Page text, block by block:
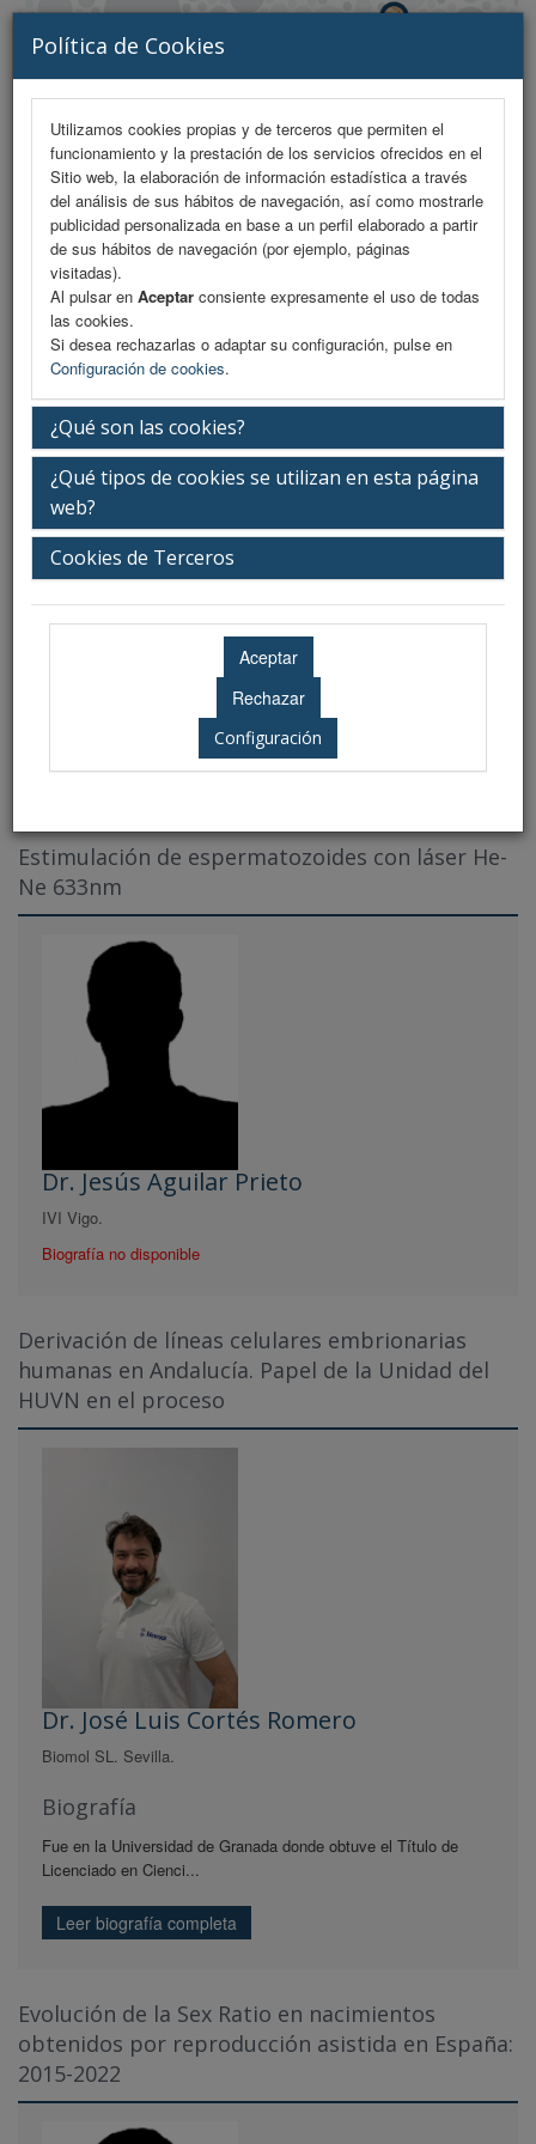
Política de Cookies
Utilizamos cookies propias y de terceros que permiten el
funcionamiento y la prestación de los servicios ofrecidos en el
Sitio web, la elaboración de información estadística a través
del análisis de sus hábitos de navegación, así como mostrarle
publicidad personalizada en base a un perfil elaborado a partir
de sus hábitos de navegación (por ejemplo, páginas
visitadas).
Al pulsar en Aceptar consiente expresamente el uso de todas
las cookies.
Si desea rechazarlas o adaptar su configuración, pulse en
Configuración de cookies.
¿Qué son las cookies?
¿Qué tipos de cookies se utilizan en esta página
web?
Cookies de Terceros
Configuración
MENU
Reunión ESGRE
Viernes 13 de marzo
16:30-18:00h.
Ubicación: Salón de Actos - Hospital
Universitario Virgen de las Nieves
Ponencias
Estimulación de espermatozoides con láser He-
Ne 633nm
Dr. Jesús Aguilar Prieto
IVI Vigo.
Biografía no disponible
Derivación de líneas celulares embrionarias
humanas en Andalucía. Papel de la Unidad del
HUVN en el proceso
Dr. José Luis Cortés Romero
Biomol SL. Sevilla.
Biografía
Fue en la Universidad de Granada donde obtuve el Título de
Licenciado en Cienci...
Leer biografía completa
Evolución de la Sex Ratio en nacimientos
obtenidos por reproducción asistida en España:
2015-2022